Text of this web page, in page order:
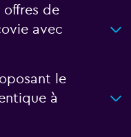
de
avec
le
à